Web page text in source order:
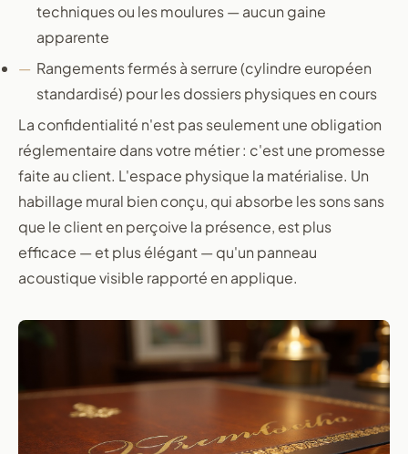
techniques ou les moulures — aucun gaine
apparente
Rangements fermés à serrure (cylindre européen
standardisé) pour les dossiers physiques en cours
La confidentialité n'est pas seulement une obligation
réglementaire dans votre métier : c'est une promesse
faite au client. L'espace physique la matérialise. Un
habillage mural bien conçu, qui absorbe les sons sans
que le client en perçoive la présence, est plus
efficace — et plus élégant — qu'un panneau
acoustique visible rapporté en applique.